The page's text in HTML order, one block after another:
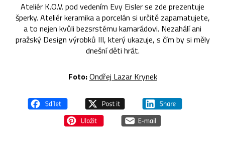
Ateliér K.O.V. pod vedením Evy Eisler se zde prezentuje
šperky. Ateliér keramika a porcelán si určitě zapamatujete,
a to nejen kvůli bezsrstému kamarádovi. Nezahálí ani
pražský Design výrobků III, který ukazuje, s čím by si měly
dnešní děti hrát.
Foto:Ondřej Lazar Krynek